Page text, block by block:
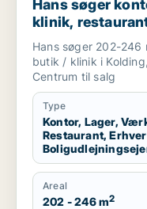
Hans søger
klinik,
Kolding,
Hans søger 202-
butik / klinik i
Centrum til salg
Type
Kontor, Lager,
Restaurant,
Areal
202 - 246 m2